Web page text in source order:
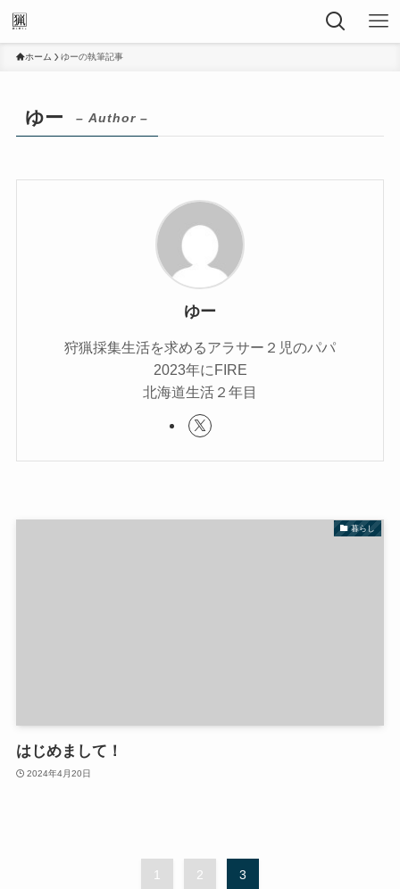
ホーム ゆーの執筆記事
ゆー – Author –
ゆー
狩猟採集生活を求めるアラサー２児のパパ
2023年にFIRE
北海道生活２年目
暮らし
はじめまして！
2024年4月20日
1 2 3